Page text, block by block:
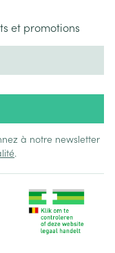
et promotions
à notre newsletter
.